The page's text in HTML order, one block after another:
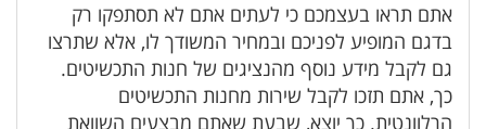
אתם תראו בעצמכם כי לעתים אתם לא תסתפקו רק
בדגם המופיע לפניכם ובמחיר המשודך לו, אלא שתרצו
גם לקבל מידע נוסף מהנציגים של חנות התכשיטים.
כך, אתם תזכו לקבל שירות מחנות התכשיטים
הרלוונטית. כך יוצא, שבעת שאתם מבצעים השוואת